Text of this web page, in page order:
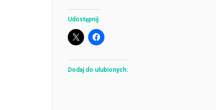
Udostępnij:
Dodaj do ulubionych: